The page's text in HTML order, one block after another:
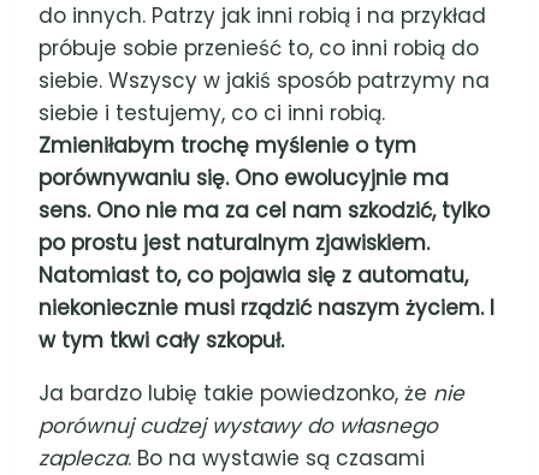
do innych. Patrzy jak inni robią i na przykład
próbuje sobie przenieść to, co inni robią do
siebie. Wszyscy w jakiś sposób patrzymy na
siebie i testujemy, co ci inni robią.
Zmieniłabym trochę myślenie o tym
porównywaniu się. Ono ewolucyjnie ma
sens. Ono nie ma za cel nam szkodzić, tylko
po prostu jest naturalnym zjawiskiem.
Natomiast to, co pojawia się z automatu,
niekoniecznie musi rządzić naszym życiem. I
w tym tkwi cały szkopuł.
Ja bardzo lubię takie powiedzonko, że nie
porównuj cudzej wystawy do własnego
zaplecza. Bo na wystawie są czasami